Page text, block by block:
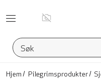
Hjem Pilegrimsprodukter